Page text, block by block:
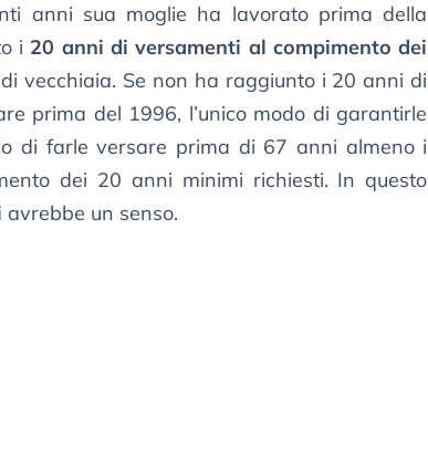
anni sua moglie ha lavorato prima della
i 20 anni di versamenti al compimento dei
vecchiaia. Se non ha raggiunto i 20 anni di
prima del 1996, l’unico modo di garantirle
di farle versare prima di 67 anni almeno i
dei 20 anni minimi richiesti. In questo
avrebbe un senso.